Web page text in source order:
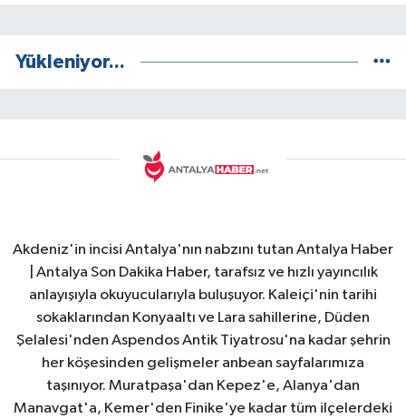
Yükleniyor...
Akdeniz'in incisi Antalya'nın nabzını tutan Antalya Haber
| Antalya Son Dakika Haber, tarafsız ve hızlı yayıncılık
anlayışıyla okuyucularıyla buluşuyor. Kaleiçi'nin tarihi
sokaklarından Konyaaltı ve Lara sahillerine, Düden
Şelalesi'nden Aspendos Antik Tiyatrosu'na kadar şehrin
her köşesinden gelişmeler anbean sayfalarımıza
taşınıyor. Muratpaşa'dan Kepez'e, Alanya'dan
Manavgat'a, Kemer'den Finike'ye kadar tüm ilçelerdeki